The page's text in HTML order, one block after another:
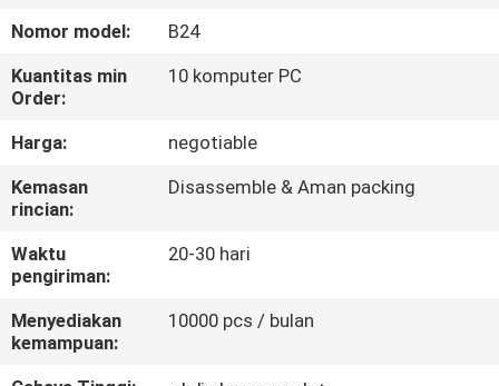
TUR
PABRIK
KONTROL
KUALITAS
HUBUNGI
KAMI
PERMINTAAN
Nomor model:
B24
Kuantitas min
Order:
10 komputer PC
Harga:
negotiable
Kemasan
rincian:
Disassemble & Aman packing
Waktu
pengiriman:
20-30 hari
Menyediakan
kemampuan:
10000 pcs / bulan